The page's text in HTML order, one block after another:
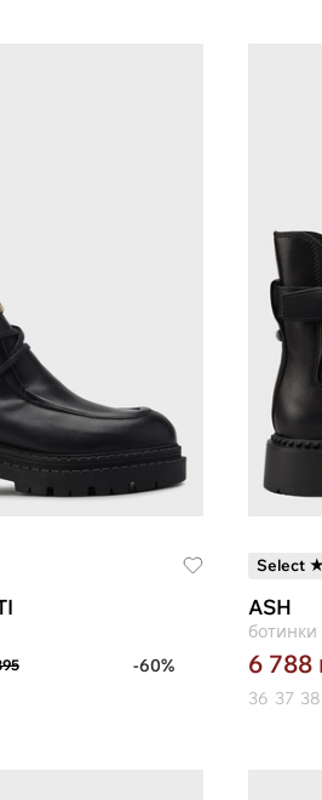
-60%
Select ★
ASH
ботинки
6 788
36 37 38